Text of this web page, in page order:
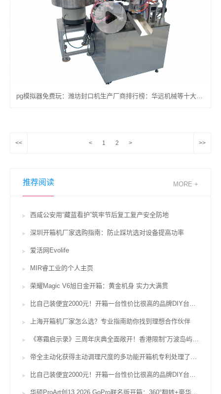
pg模拟器免费玩：潍坊封口机生产厂商排行榜：华远机械等十大品牌推荐
<< < 1 2 > >>
推荐阅读 MORE +
西咸公安用“藏蓝看护”筑牢节后复工复产安全防地
深圳开箱机厂家选购指南：防止踩坑选对设备提高功率
爱活网Evolife
MIR睿工业的个人主页
荣耀Magic V6旭日金开箱：黄金机身 实力大满贯
比自己装便宜2000元！开箱一台性价比很高的品牌DIY台式机
上海开箱机厂家怎么选？专业指南助你找到理想合作伙伴
《寒霜启示录》三周年庆典全面敞开！香港限制“万波岛屿红茶”联名活动行将上台
帝全主动化获得主动调理尺度的多功能开箱机专利处理了不便于依据纸箱的尺度对设备中的开箱设备进行调理的问题
比自己装便宜2000元！开箱一台性价比很高的品牌DIY台式机
华硕ProArt创13 2026 GoPro联名版开箱：360°翻转+豪华配置便携创作新典范